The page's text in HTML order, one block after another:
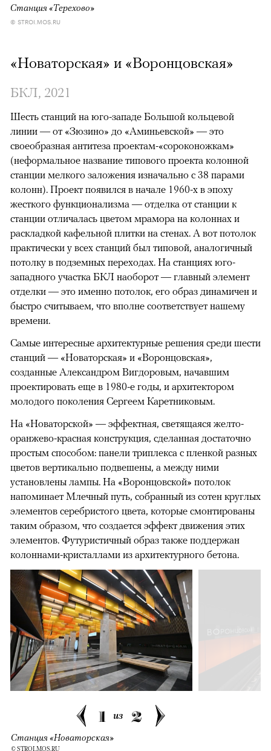
Станция «Терехово»
© STROI.MOS.RU
«Новаторская» и «Воронцовская»
БКЛ, 2021
Шесть станций на юго-западе Большой кольцевой
линии — от «Зюзино» до «Аминьевской» — это
своеобразная антитеза проектам-«сороконожкам»
(неформальное название типового проекта колонной
станции мелкого заложения изначально с 38 парами
колонн). Проект появился в начале 1960-х в эпоху
жесткого функционализма — отделка от станции к
станции отличалась цветом мрамора на колоннах и
раскладкой кафельной плитки на стенах. А вот потолок
практически у всех станций был типовой, аналогичный
потолку в подземных переходах. На станциях юго-
западного участка БКЛ наоборот — главный элемент
отделки — это именно потолок, его образ динамичен и
быстро считываем, что вполне соответствует нашему
времени.
Самые интересные архитектурные решения среди шести
станций — «Новаторская» и «Воронцовская»,
созданные Александром Вигдоровым, начавшим
проектировать еще в 1980-е годы, и архитектором
молодого поколения Сергеем Каретниковым.
На «Новаторской» — эффектная, светящаяся желто-
оранжево-красная конструкция, сделанная достаточно
простым способом: панели триплекса с пленкой разных
цветов вертикально подвешены, а между ними
установлены лампы. На «Воронцовской» потолок
напоминает Млечный путь, собранный из сотен круглых
элементов серебристого цвета, которые смонтированы
таким образом, что создается эффект движения этих
элементов. Футуристичный образ также поддержан
колоннами-кристаллами из архитектурного бетона.
1 из 2
Станция «Новаторская»
© STROI.MOS.RU